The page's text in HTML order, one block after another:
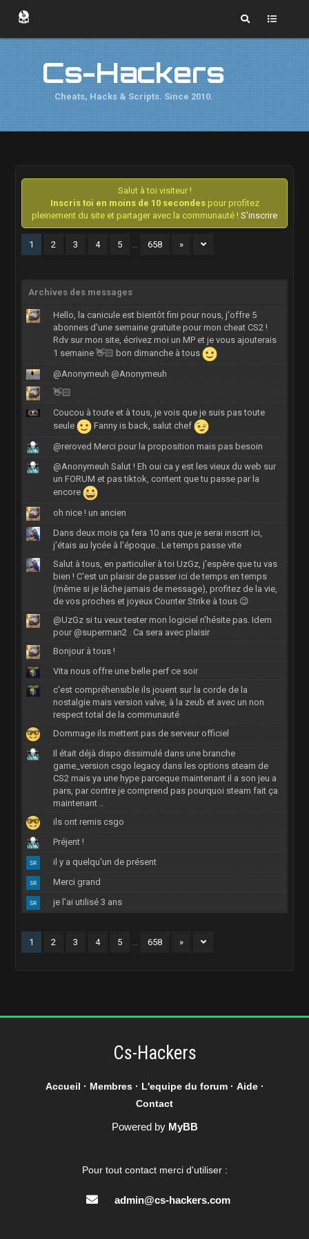
Cs-Hackers
Cheats, Hacks & Scripts. Since 2010.
Salut à toi visiteur !
Inscris toi en moins de 10 secondespour profitez
pleinement du site et partager avec la communauté ! S'inscrire
1 2 3 4 5 … 658 »
Archives des messages
Hello, la canicule est bientôt fini pour nous, j'offre 5
abonnes d'une semaine gratuite pour mon cheat CS2 !
Rdv sur mon site, écrivez moi un MP et je vous ajouterais
1 semaine 👋🏻 bon dimanche à tous
@Anonymeuh @Anonymeuh
👋🏻
Coucou à toute et à tous, je vois que je suis pas toute
seule
Fanny is back, salut chef
@reroved Merci pour la proposition mais pas besoin
@Anonymeuh Salut ! Eh oui ca y est les vieux du web sur
un FORUM et pas tiktok, content que tu passe par la
encore
oh nice ! un ancien
Dans deux mois ça fera 10 ans que je serai inscrit ici,
j'étais au lycée à l'époque.. Le temps passe vite
Salut à tous, en particulier à toi UzGz, j'espère que tu vas
bien ! C'est un plaisir de passer ici de temps en temps
(même si je lâche jamais de message), profitez de la vie,
de vos proches et joyeux Counter Strike à tous 😉
@UzGz si tu veux tester mon logiciel n'hésite pas. Idem
pour @superman2 . Ca sera avec plaisir
Bonjour à tous !
Vita nous offre une belle perf ce soir
c'est compréhensible ils jouent sur la corde de la
nostalgie mais version valve, à la zeub et avec un non
respect total de la communauté
Dommage ils mettent pas de serveur officiel
Il était déjà dispo dissimulé dans une branche
game_version csgo legacy dans les options steam de
CS2 mais ya une hype parceque maintenant il a son jeu a
pars, par contre je comprend pas pourquoi steam fait ça
maintenant ..
ils ont remis csgo
Préjent !
il y a quelqu'un de présent
Merci grand
je l'ai utilisé 3 ans
1 2 3 4 5 … 658 »
Cs-Hackers
Accueil · Membres· L'equipe du forum· Aide·
Contact
Powered by MyBB
Pour tout contact merci d'utiliser :
admin@cs-hackers.com